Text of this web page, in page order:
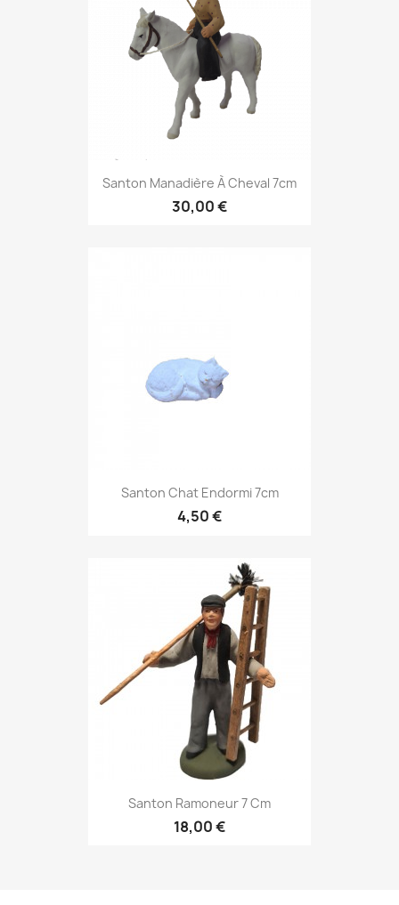
Santon Manadière À Cheval 7cm
30,00 €
Santon Chat Endormi 7cm
4,50 €
Santon Ramoneur 7 Cm
18,00 €